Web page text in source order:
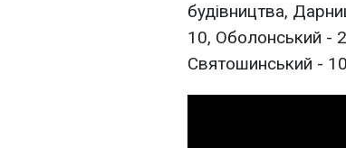
будівництва,
10, Оболонський -
Святошинський -